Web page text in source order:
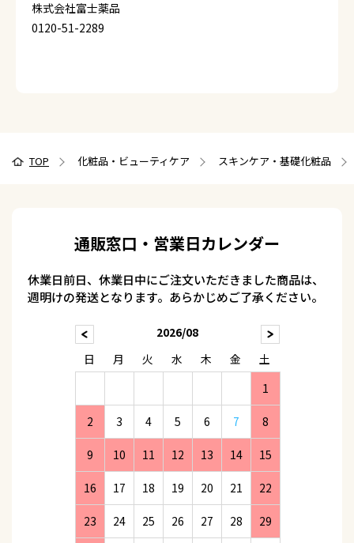
株式会社富士薬品
0120-51-2289
TOP 化粧品・ビューティケア スキンケア・基礎化粧品
通販窓口・営業日カレンダー
休業日前日、休業日中にご注文いただきました商品は、
週明けの発送となります。あらかじめご了承ください。
2026/08
日
月 火 水 木 金
土
1
2 3 4 5 6 7 8
9 10 11 12 13 14 15
16 17 18 19 20 21 22
23 24 25 26 27 28 29